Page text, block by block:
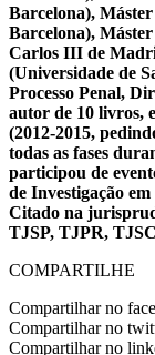
Barcelona),
Barcelona),
Carlos III de
(Universidade de
Processo Penal,
autor de 10 livros,
(2012-2015,
todas as fases
participou de
de Investigação
Citado na
TJSP, TJPR,
COMPARTILHE
Compartilhar no
Compartilhar no
Compartilhar no